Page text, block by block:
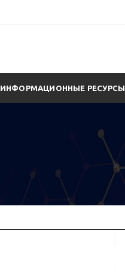
ИНФОРМАЦИОННЫЕ РЕСУРСЫ